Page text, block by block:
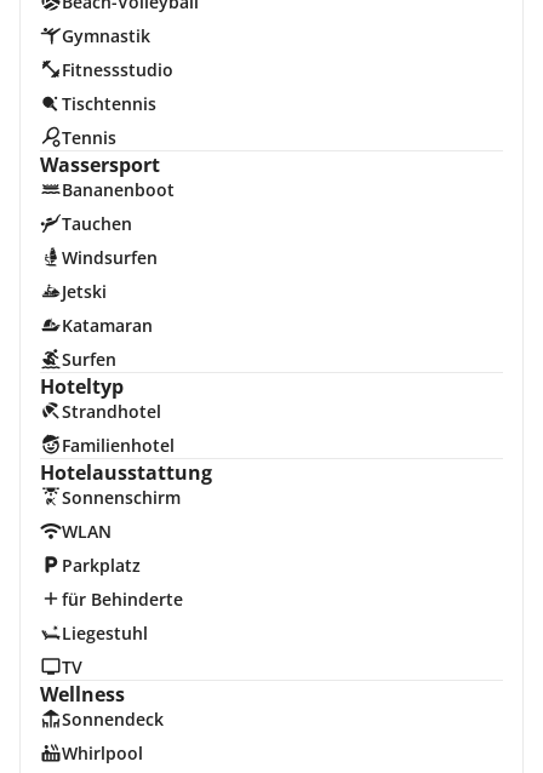
Gymnastik
Fitnessstudio
Tischtennis
Tennis
Wassersport
Bananenboot
Tauchen
Windsurfen
Jetski
Katamaran
Surfen
Hoteltyp
Strandhotel
Familienhotel
Hotelausstattung
Sonnenschirm
WLAN
Parkplatz
für Behinderte
Liegestuhl
TV
Wellness
Sonnendeck
Whirlpool